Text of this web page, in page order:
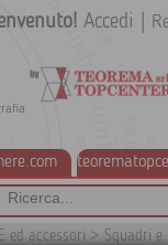
Accedi
ed accessori > Squadri e